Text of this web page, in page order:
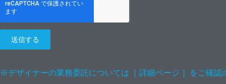
送信する
※デザイナーの業務委託については［ 詳細ページ ］をご確認